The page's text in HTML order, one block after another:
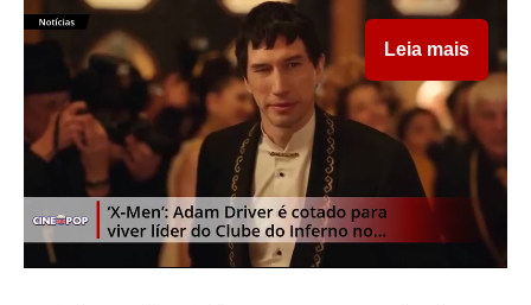
Leia mais